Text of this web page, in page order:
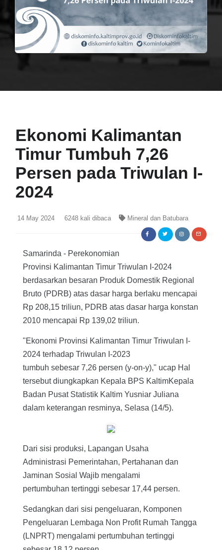
Ekonomi Kalimantan
Timur Tumbuh 7,26
Persen pada Triwulan I-
2024
14 May 2024 6248 kali dibaca Mineral dan Batubara
Samarinda - Perekonomian
Provinsi Kalimantan Timur Triwulan I-2024
berdasarkan besaran Produk Domestik Regional
Bruto (PDRB) atas dasar harga berlaku mencapai
Rp 208,15 triliun, PDRB atas dasar harga konstan
2010 mencapai Rp 139,02 triliun.
"Ekonomi Provinsi Kalimantan Timur Triwulan I-
2024 terhadap Triwulan I-2023
tumbuh sebesar 7,26 persen (y-on-y)," ucap Hal
tersebut diungkapkan Kepala BPS KaltimKepala
Badan Pusat Statistik Kaltim Yusniar Juliana
dalam keterangan resminya, Selasa (14/5).
Dari sisi produksi, Lapangan Usaha
Administrasi Pemerintahan, Pertahanan dan
Jaminan Sosial Wajib mengalami
pertumbuhan tertinggi sebesar 17,44 persen.
Sedangkan dari sisi pengeluaran, Komponen
Pengeluaran Lembaga Non Profit Rumah Tangga
(LNPRT) mengalami pertumbuhan tertinggi